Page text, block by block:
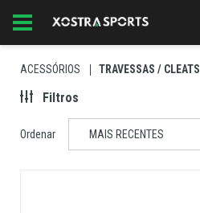
ACESSÓRIOS TRAVESSAS / CLEATS
Filtros
Ordenar MAIS RECENTES